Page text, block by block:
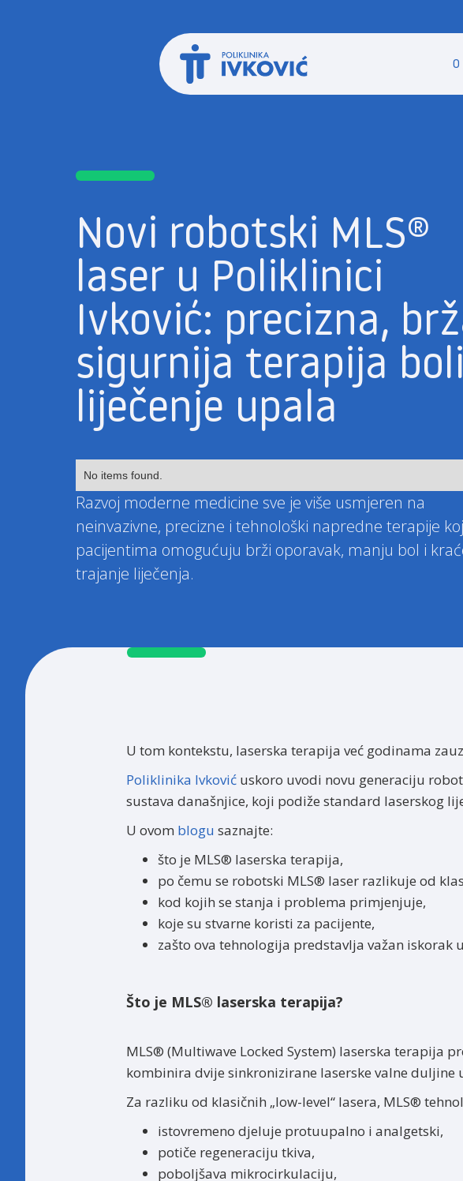
Novi robotski MLS®
laser u Poliklinici
Ivković: precizna,
sigurnija terapija
liječenje upala
No items found.
Razvoj moderne medicine sve je više usmjeren na
neinvazivne, precizne i tehnološki napredne terapije
pacijentima omogućuju brži oporavak, manju bol i
trajanje liječenja.
U tom kontekstu, laserska terapija već godinama
Poliklinika Ivković uskoro uvodi novu generaciju
sustava današnjice, koji podiže standard laserskog
U ovom blogu saznajte:
što je MLS® laserska terapija,
po čemu se robotski MLS® laser razlikuje od
kod kojih se stanja i problema primjenjuje,
koje su stvarne koristi za pacijente,
zašto ova tehnologija predstavlja važan iskorak
Što je MLS® laserska terapija?
MLS® (Multiwave Locked System) laserska terapija
kombinira dvije sinkronizirane laserske valne duljine
Za razliku od klasičnih „low-level“ lasera, MLS®
istovremeno djeluje protuupalno i analgetski,
potiče regeneraciju tkiva,
poboljšava mikrocirkulaciju,